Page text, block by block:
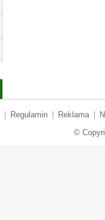
Regulamin Reklama
©